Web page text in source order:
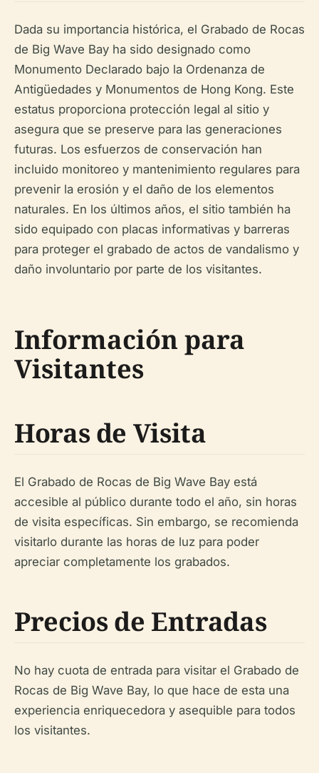
Dada su importancia histórica, el Grabado de Rocas
de Big Wave Bay ha sido designado como
Monumento Declarado bajo la Ordenanza de
Antigüedades y Monumentos de Hong Kong. Este
estatus proporciona protección legal al sitio y
asegura que se preserve para las generaciones
futuras. Los esfuerzos de conservación han
incluido monitoreo y mantenimiento regulares para
prevenir la erosión y el daño de los elementos
naturales. En los últimos años, el sitio también ha
sido equipado con placas informativas y barreras
para proteger el grabado de actos de vandalismo y
daño involuntario por parte de los visitantes.
Información para
Visitantes
Horas de Visita
El Grabado de Rocas de Big Wave Bay está
accesible al público durante todo el año, sin horas
de visita específicas. Sin embargo, se recomienda
visitarlo durante las horas de luz para poder
apreciar completamente los grabados.
Precios de Entradas
No hay cuota de entrada para visitar el Grabado de
Rocas de Big Wave Bay, lo que hace de esta una
experiencia enriquecedora y asequible para todos
los visitantes.